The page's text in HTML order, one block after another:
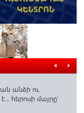
անձի ու
հերոսի մայրը՝